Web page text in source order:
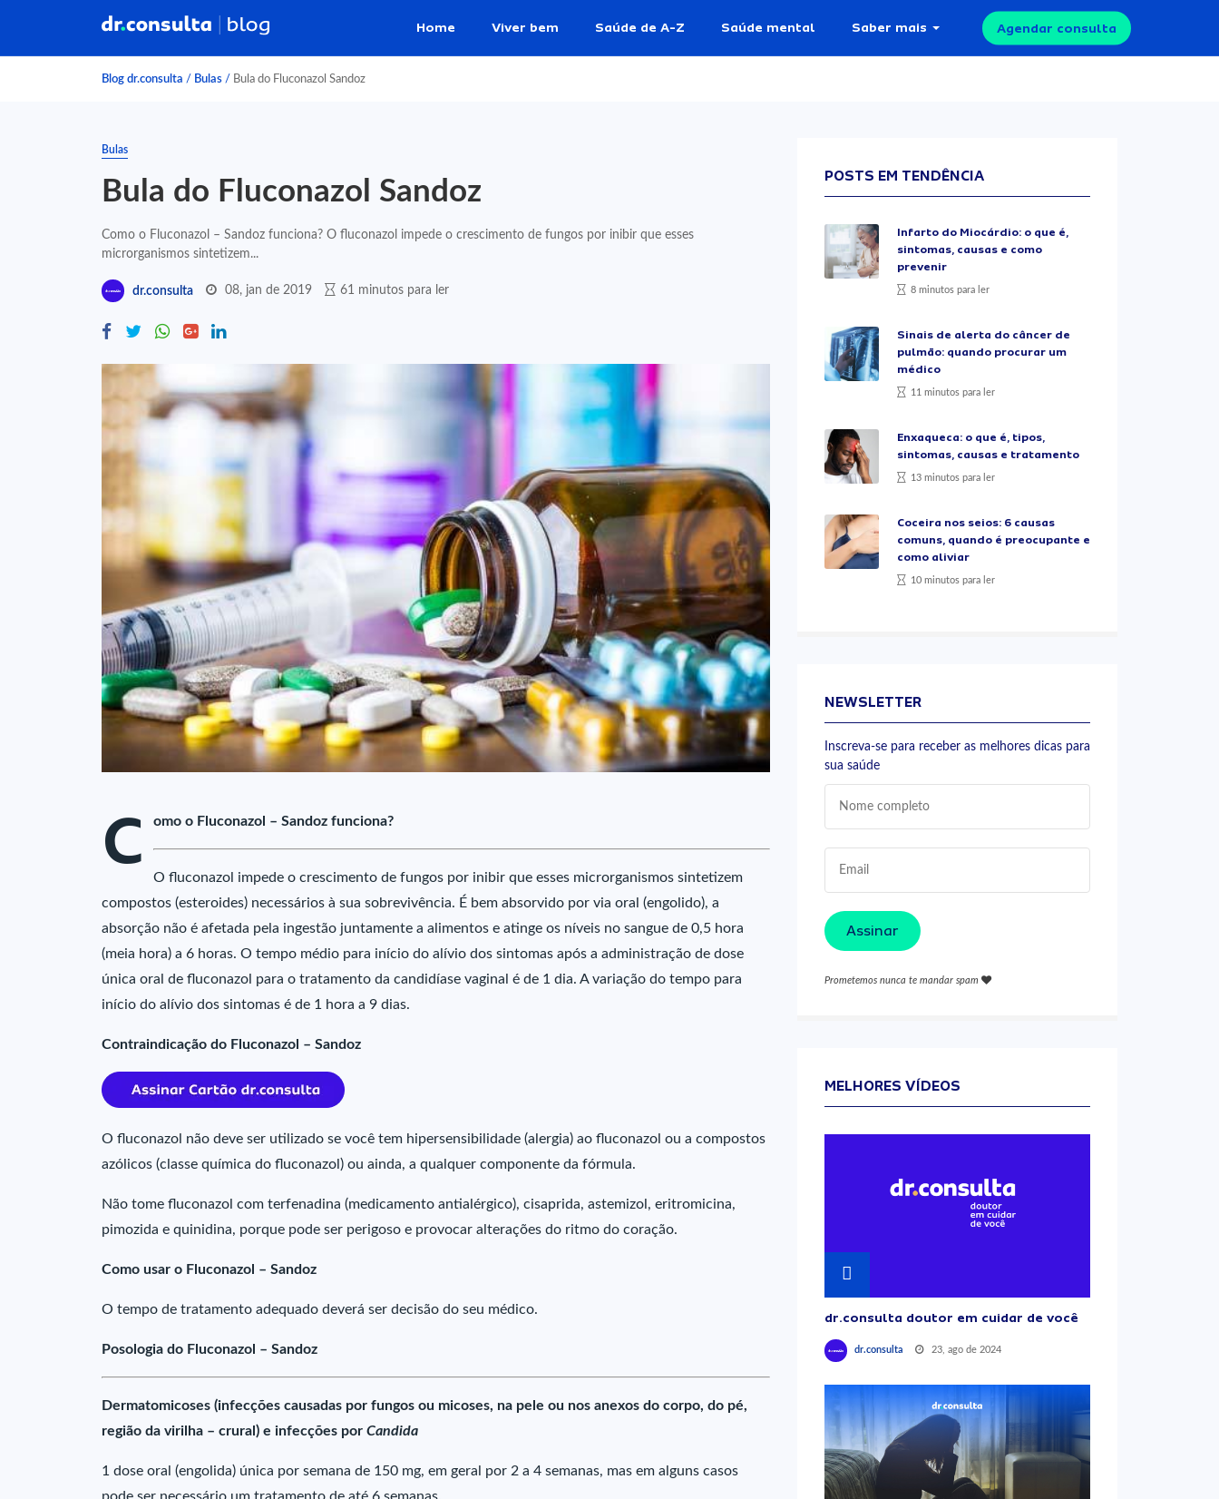
Home Viver bem Saúde de A-Z Saúde mental Saber mais Agendar consulta
Blog dr.consulta / Bulas / Bula do Fluconazol Sandoz
Bulas
Bula do Fluconazol Sandoz
Como o Fluconazol – Sandoz funciona? O fluconazol impede o crescimento de fungos por inibir que esses
microrganismos sintetizem...
dr.consulta 08, jan de 2019 61 minutos para ler
C omo o Fluconazol – Sandoz funciona?
O fluconazol impede o crescimento de fungos por inibir que esses microrganismos sintetizem
compostos (esteroides) necessários à sua sobrevivência. É bem absorvido por via oral (engolido), a
absorção não é afetada pela ingestão juntamente a alimentos e atinge os níveis no sangue de 0,5 hora
(meia hora) a 6 horas. O tempo médio para início do alívio dos sintomas após a administração de dose
única oral de fluconazol para o tratamento da candidíase vaginal é de 1 dia. A variação do tempo para
início do alívio dos sintomas é de 1 hora a 9 dias.
Contraindicação do Fluconazol – Sandoz
O fluconazol não deve ser utilizado se você tem hipersensibilidade (alergia) ao fluconazol ou a compostos
azólicos (classe química do fluconazol) ou ainda, a qualquer componente da fórmula.
Não tome fluconazol com terfenadina (medicamento antialérgico), cisaprida, astemizol, eritromicina,
pimozida e quinidina, porque pode ser perigoso e provocar alterações do ritmo do coração.
Como usar o Fluconazol – Sandoz
O tempo de tratamento adequado deverá ser decisão do seu médico.
Posologia do Fluconazol – Sandoz
Dermatomicoses (infecções causadas por fungos ou micoses, na pele ou nos anexos do corpo, do pé,
região da virilha – crural) e infecções por Candida
1 dose oral (engolida) única por semana de 150 mg, em geral por 2 a 4 semanas, mas em alguns casos
POSTS EM TENDÊNCIA
Infarto do Miocárdio: o que é,
sintomas, causas e como
prevenir
8 minutos para ler
Sinais de alerta do câncer de
pulmão: quando procurar um
médico
11 minutos para ler
Enxaqueca: o que é, tipos,
sintomas, causas e tratamento
13 minutos para ler
Coceira nos seios: 6 causas
comuns, quando é preocupante e
como aliviar
10 minutos para ler
NEWSLETTER
Inscreva-se para receber as melhores dicas para
sua saúde
Assinar
Prometemos nunca te mandar spam
MELHORES VÍDEOS
dr.consulta doutor em cuidar de você
dr.consulta 23, ago de 2024